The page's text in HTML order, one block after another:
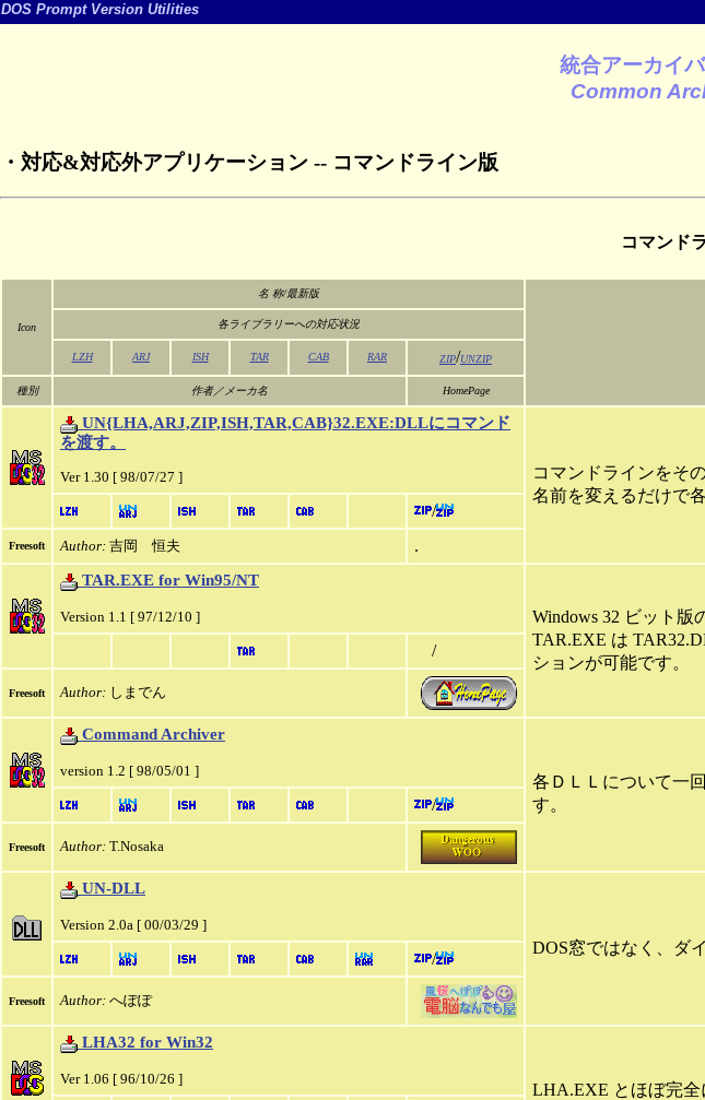
DOS Prompt Version Utilities
統合アーカイ
Common
・対応&対応外アプリケーション -- コマンドライン版
コマンド
Icon
名 称/最新版
各ライブラリーへの対応状況
LZH ARJ ISH TAR CAB RAR ZIP/UNZIP
種別 作者／メーカ名 HomePage
UN{LHA,ARJ,ZIP,ISH,TAR,CAB}32.EXE:DLLにコマンド
を渡す。
Ver 1.30 [ 98/07/27 ]
コマンドラインをそ
名前を変えるだけで
/
Freesoft Author: 吉岡 恒夫 .
TAR.EXE for Win95/NT
Version 1.1 [ 97/12/10 ]
Windows 32 ビット版
TAR.EXE は
ションが可能です。
/
Freesoft Author: しまでん
Command Archiver
version 1.2 [ 98/05/01 ]
各ＤＬＬについて一
す。
/
Freesoft Author: T.Nosaka
UN-DLL
Version 2.0a [ 00/03/29 ]
DOS窓ではなく、ダ
/
Freesoft Author: へぽぽ
LHA32 for Win32
Ver 1.06 [ 96/10/26 ]
LHA.EXE とほぼ完全